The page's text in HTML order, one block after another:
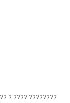
? ???? ????????